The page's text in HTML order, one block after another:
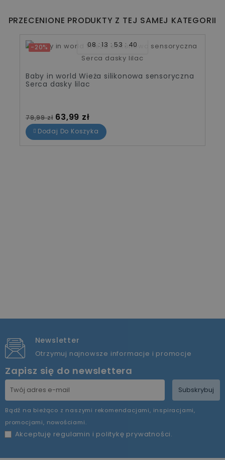
PRZECENIONE PRODUKTY Z TEJ SAMEJ KATEGORII
-20% 08 13 53 40
Baby in world Wieża silikonowa sensoryczna
Serca dasky lilac
Cena standardowa
79,99 zł Cena
63,99 zł
Dodaj Do Koszyka
Newsletter
Otrzymuj najnowsze informacje i promocje
Zapisz się do newslettera
Subskrybuj
Bądź na bieżąco z naszymi rekomendacjami, inspiracjami,
promocjami, nowościami.
Akceptuję regulamin i politykę prywatności.